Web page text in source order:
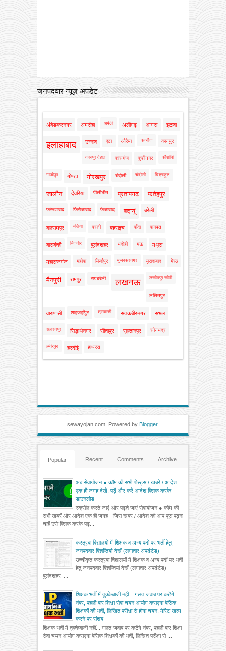
जनपदवार न्यूज़ अपडेट
अंबेडकरनगर अमरोहा अमेठी अलीगढ़ आगरा इटावा
इलाहाबाद उन्नाव एटा औरैया कन्नौज कानपुर
कानपुर देहात कासगंज कुशीनगर कौशांबी
गाजीपुर गोण्डा गोरखपुर चंदौली चंदौसी चित्रकूट
जालौन देवरिया पीलीभीत प्रतापगढ़ फतेहपुर
फर्रुखाबाद फिरोजाबाद फैजाबाद बदायूं बरेली
बलरामपुर बलिया बस्ती बहराइच बाँदा बागपत
बाराबंकी बिजनौर बुलंदशहर भदोही मऊ मथुरा
महाराजगंज महोबा मिर्जापुर मुजफ्फरनगर मुरादाबाद मेरठ
मैनपुरी रामपुर रायबरेली लखनऊ लखीमपुर खीरी
ललितपुर
वाराणसी शाहजहाँपुर श्रावस्ती संतकबीरनगर संभल
सहारनपुर सिद्धार्थनगर सीतापुर सुल्तानपुर सोनभद्र
हमीरपुर हरदोई हाथरस
sewayojan.com. Powered by Blogger.
Popular Recent Comments Archive
अब सेवायोजन ● कॉम की सभी पोस्ट्स / खबरें / आदेश
एक ही जगह देखें, पढ़ें और करें आदेश क्लिक करके
डाउनलोड
स्क्रॉल करते जाएं और पढ़ते जाएं सेवायोजन ● कॉम की
सभी खबरें और आदेश एक ही जगह। जिस खबर / आदेश को आप पूरा पढ़ना
चाहें उसे क्लिक करके पढ़...
कस्तूरबा विद्यालयों में शिक्षक व अन्य पदों पर भर्ती हेतु
जनपदवार विज्ञप्तियां देखें (लगातार अपडेटेड)
उच्चीकृत कस्तूरबा विद्यालयों में शिक्षक व अन्य पदों पर भर्ती
हेतु जनपदवार विज्ञप्तियां देखें (लगातार अपडेटेड)
बुलंदशहर ...
शिक्षक भर्ती में तुक्केबाजी नहीं... गलत जवाब पर कटेंगे
नंबर, पहली बार शिक्षा सेवा चयन आयोग कराएगा बेसिक
शिक्षकों की भर्ती, लिखित परीक्षा से होगा चयन, मेरिट खत्म
करने पर संशय
शिक्षक भर्ती में तुक्केबाजी नहीं... गलत जवाब पर कटेंगे नंबर, पहली बार शिक्षा
सेवा चयन आयोग कराएगा बेसिक शिक्षकों की भर्ती, लिखित परीक्षा से ...